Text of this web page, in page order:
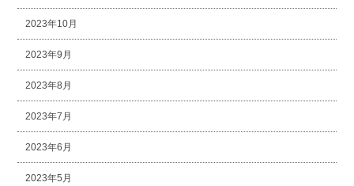
2023年10月
2023年9月
2023年8月
2023年7月
2023年6月
2023年5月